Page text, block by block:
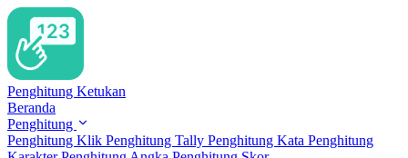
Penghitung Ketukan
Beranda
Penghitung
Penghitung Klik Penghitung Tally Penghitung Kata Penghitung